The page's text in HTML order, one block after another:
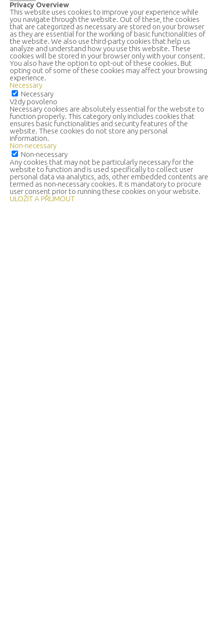
Privacy Overview
This website uses cookies to improve your experience while
you navigate through the website. Out of these, the cookies
that are categorized as necessary are stored on your browser
as they are essential for the working of basic functionalities of
the website. We also use third-party cookies that help us
analyze and understand how you use this website. These
cookies will be stored in your browser only with your consent.
You also have the option to opt-out of these cookies. But
opting out of some of these cookies may affect your browsing
experience.
Necessary
Necessary
Vždy povoleno
Necessary cookies are absolutely essential for the website to
function properly. This category only includes cookies that
ensures basic functionalities and security features of the
website. These cookies do not store any personal
information.
Non-necessary
Non-necessary
Any cookies that may not be particularly necessary for the
website to function and is used specifically to collect user
personal data via analytics, ads, other embedded contents are
termed as non-necessary cookies. It is mandatory to procure
user consent prior to running these cookies on your website.
ULOŽIT A PŘIJMOUT